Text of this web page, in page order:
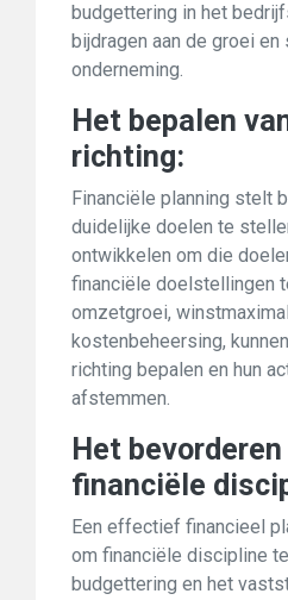
budgettering in het
bijdragen aan de groei
onderneming.
Het bepalen
richting:
Financiële planning stelt
duidelijke doelen te
ontwikkelen om die
financiële doelstellingen
omzetgroei,
kostenbeheersing,
richting bepalen en hun
afstemmen.
Het
financiële
Een effectief financieel
om financiële discipline
budgettering en het